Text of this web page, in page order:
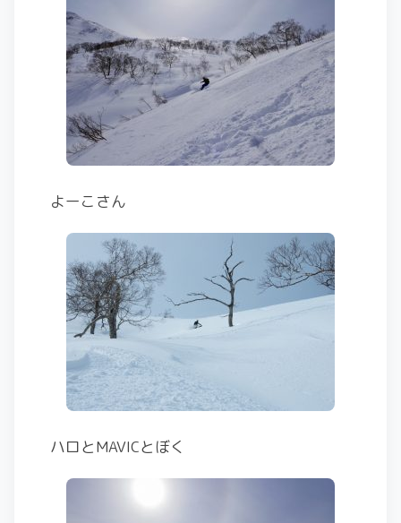
よーこさん
ハロとMAVICとぼく